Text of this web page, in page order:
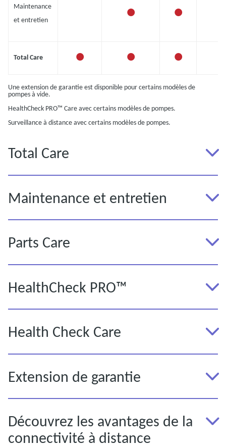
Maintenance
et entretien
• •
Total Care • • •
Une extension de garantie est disponible pour certains modèles de
pompes à vide.
HealthCheck PRO™ Care avec certains modèles de pompes.
Surveillance à distance avec certains modèles de pompes.
Total Care
Maintenance et entretien
Parts Care
HealthCheck PRO™
Health Check Care
Extension de garantie
Découvrez les avantages de la
connectivité à distance